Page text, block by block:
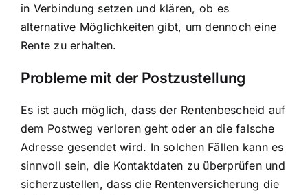
in Verbindung setzen und klären, ob es
alternative Möglichkeiten gibt, um dennoch eine
Rente zu erhalten.
Probleme mit der Postzustellung
Es ist auch möglich, dass der Rentenbescheid auf
dem Postweg verloren geht oder an die falsche
Adresse gesendet wird. In solchen Fällen kann es
sinnvoll sein, die Kontaktdaten zu überprüfen und
sicherzustellen, dass die Rentenversicherung die